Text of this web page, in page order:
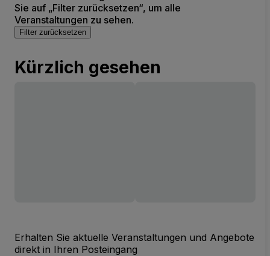
Sie auf „Filter zurücksetzen“, um alle
Veranstaltungen zu sehen.
Filter zurücksetzen
Kürzlich gesehen
Erhalten Sie aktuelle Veranstaltungen und Angebote
direkt in Ihren Posteingang